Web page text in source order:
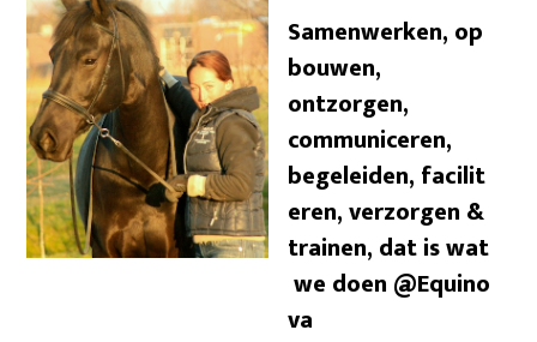
Samenwerken, op
bouwen,
ontzorgen,
communiceren,
begeleiden, facilit
eren, verzorgen &
trainen, dat is wat
we doen @Equino
va